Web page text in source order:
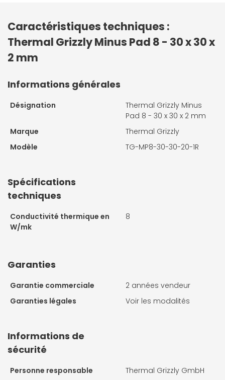
Caractéristiques techniques :
Thermal Grizzly Minus Pad 8 - 30 x 30 x
2 mm
Informations générales
Désignation
Thermal Grizzly Minus
Pad 8 - 30 x 30 x 2 mm
Marque
Thermal Grizzly
Modèle
TG-MP8-30-30-20-1R
Spécifications
techniques
Conductivité thermique en
W/mk
8
Garanties
Garantie commerciale
2 années vendeur
Garanties légales
Voir les modalités
Informations de
sécurité
Personne responsable
Thermal Grizzly GmbH